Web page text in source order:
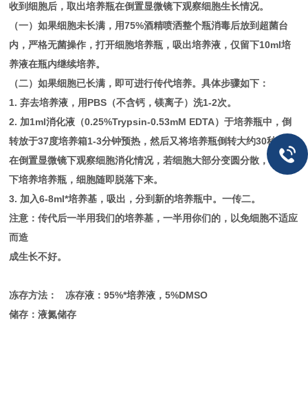
收到细胞后，取出培养瓶在倒置显微镜下观察细胞生长情况。
（一）如果细胞未长满，用75%酒精喷洒整个瓶消毒后放到超菌台
内，严格无菌操作，打开细胞培养瓶，吸出培养液，仅留下10ml培
养液在瓶内继续培养。
（二）如果细胞已长满，即可进行传代培养。具体步骤如下：
1. 弃去培养液，用PBS（不含钙，镁离子）洗1-2次。
2. 加1ml消化液（0.25%Trypsin-0.53mM EDTA）于培养瓶中，倒
转放于37度培养箱1-3分钟预热，然后又将培养瓶倒转大约30秒后，
在倒置显微镜下观察细胞消化情况，若细胞大部分变圆分散，轻敲几
下培养培养瓶，细胞随即脱落下来。
3. 加入6-8ml*培养基，吸出，分到新的培养瓶中。一传二。
注意：传代后一半用我们的培养基，一半用你们的，以免细胞不适应
而造
成生长不好。
冻存方法： 冻存液：95%*培养液，5%DMSO
储存：液氮储存